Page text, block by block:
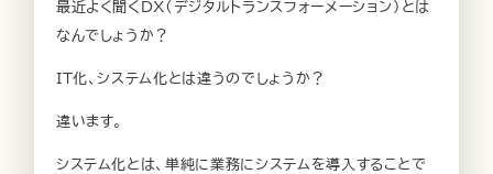
最近よく聞くDX（デジタルトランスフォーメーション）とは
なんでしょうか？
IT化、システム化とは違うのでしょうか？
違います。
システム化とは、単純に業務にシステムを導入することで